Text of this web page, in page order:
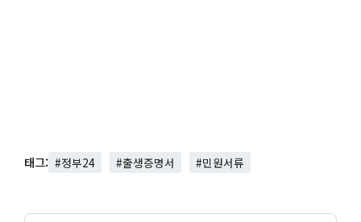
태그: #정부24 #출생증명서 #민원서류